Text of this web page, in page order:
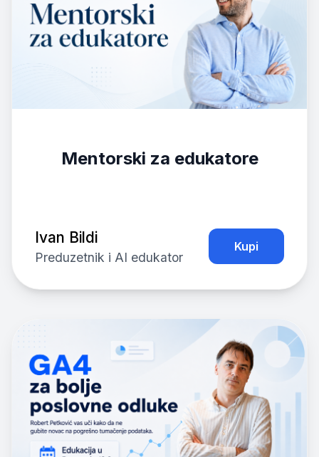
Mentorski za edukatore
Ivan Bildi
Preduzetnik i AI edukator
Kupi